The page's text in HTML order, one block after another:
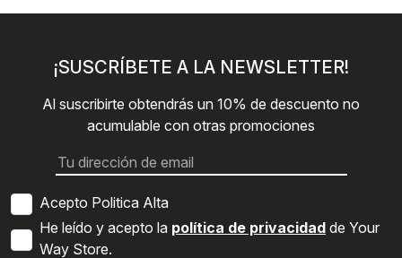
¡SUSCRÍBETE A LA NEWSLETTER!
Al suscribirte obtendrás un 10% de descuento no
acumulable con otras promociones
Acepto Politica Alta
He leído y acepto la política de privacidad de Your
Way Store.